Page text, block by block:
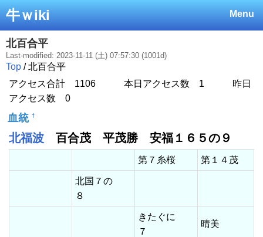
Menu
牛ｗiki
北百合平
Last-modified: 2023-11-11 (土) 07:57:30 (1001d)
Top / 北百合平
アクセス合計 1106 本日アクセス数 1 昨日
アクセス数 0
血統 †
北福波 百合茂 平茂勝 安福１６５の９
第７糸桜 第１４茂
北国７の
８
きたぐに
７
晴美